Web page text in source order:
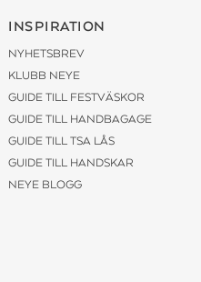
INSPIRATION
NYHETSBREV
KLUBB NEYE
GUIDE TILL FESTVÄSKOR
GUIDE TILL HANDBAGAGE
GUIDE TILL TSA LÅS
GUIDE TILL HANDSKAR
NEYE BLOGG